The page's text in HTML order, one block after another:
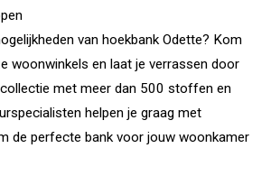
van hoekbank Odette? Kom
woonwinkels en laat je verrassen door
met meer dan 500 stoffen en
helpen je graag met
de perfecte bank voor jouw woonkamer